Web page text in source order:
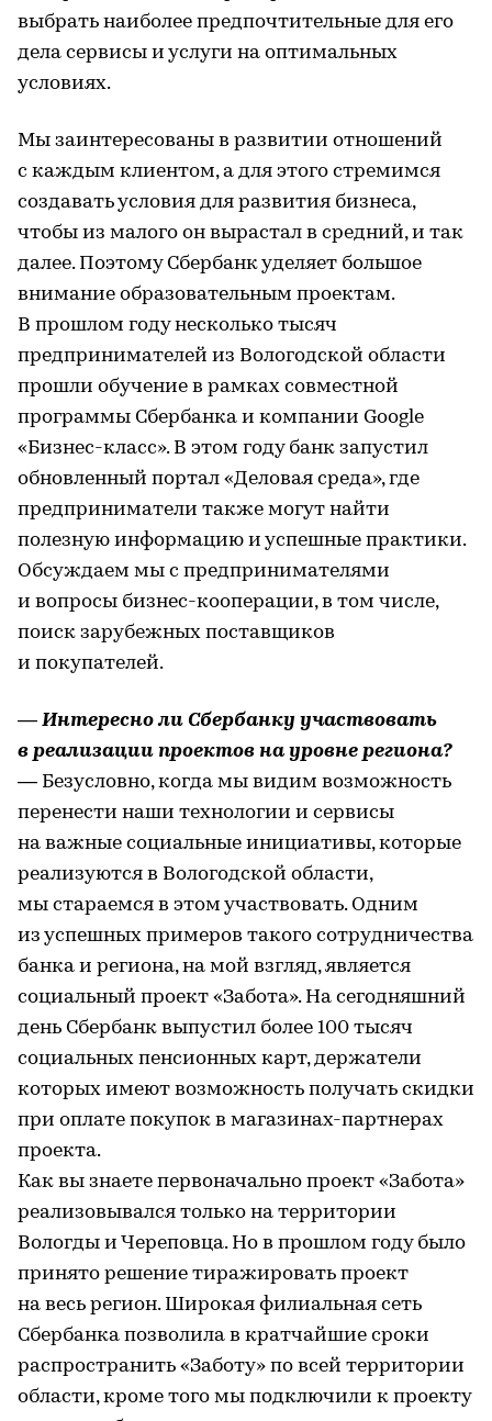
выбрать наиболее предпочтительные для его
дела сервисы и услуги на оптимальных
условиях.
Мы заинтересованы в развитии отношений
с каждым клиентом, а для этого стремимся
создавать условия для развития бизнеса,
чтобы из малого он вырастал в средний, и так
далее. Поэтому Сбербанк уделяет большое
внимание образовательным проектам.
В прошлом году несколько тысяч
предпринимателей из Вологодской области
прошли обучение в рамках совместной
программы Сбербанка и компании Google
«Бизнес-класс». В этом году банк запустил
обновленный портал «Деловая среда», где
предприниматели также могут найти
полезную информацию и успешные практики.
Обсуждаем мы с предпринимателями
и вопросы бизнес-кооперации, в том числе,
поиск зарубежных поставщиков
и покупателей.
— Интересно ли Сбербанку участвовать
в реализации проектов на уровне региона?
— Безусловно, когда мы видим возможность
перенести наши технологии и сервисы
на важные социальные инициативы, которые
реализуются в Вологодской области,
мы стараемся в этом участвовать. Одним
из успешных примеров такого сотрудничества
банка и региона, на мой взгляд, является
социальный проект «Забота». На сегодняшний
день Сбербанк выпустил более 100 тысяч
социальных пенсионных карт, держатели
которых имеют возможность получать скидки
при оплате покупок в магазинах-партнерах
проекта.
Как вы знаете первоначально проект «Забота»
реализовывался только на территории
Вологды и Череповца. Но в прошлом году было
принято решение тиражировать проект
на весь регион. Широкая филиальная сеть
Сбербанка позволила в кратчайшие сроки
распространить «Заботу» по всей территории
области, кроме того мы подключили к проекту